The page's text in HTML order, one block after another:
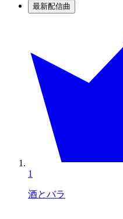
最新配信曲
1
酒とバラ